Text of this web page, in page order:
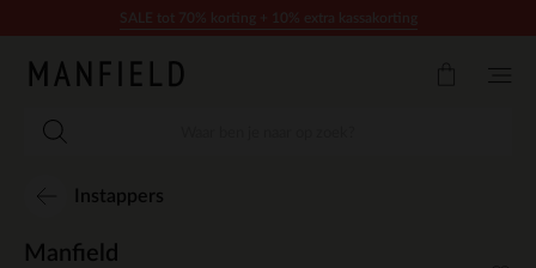
Instappers
Manfield